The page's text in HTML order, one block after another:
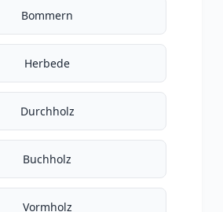
Bommern
Herbede
Durchholz
Buchholz
Vormholz